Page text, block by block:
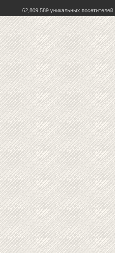
62,809,589 уникальных посетителей